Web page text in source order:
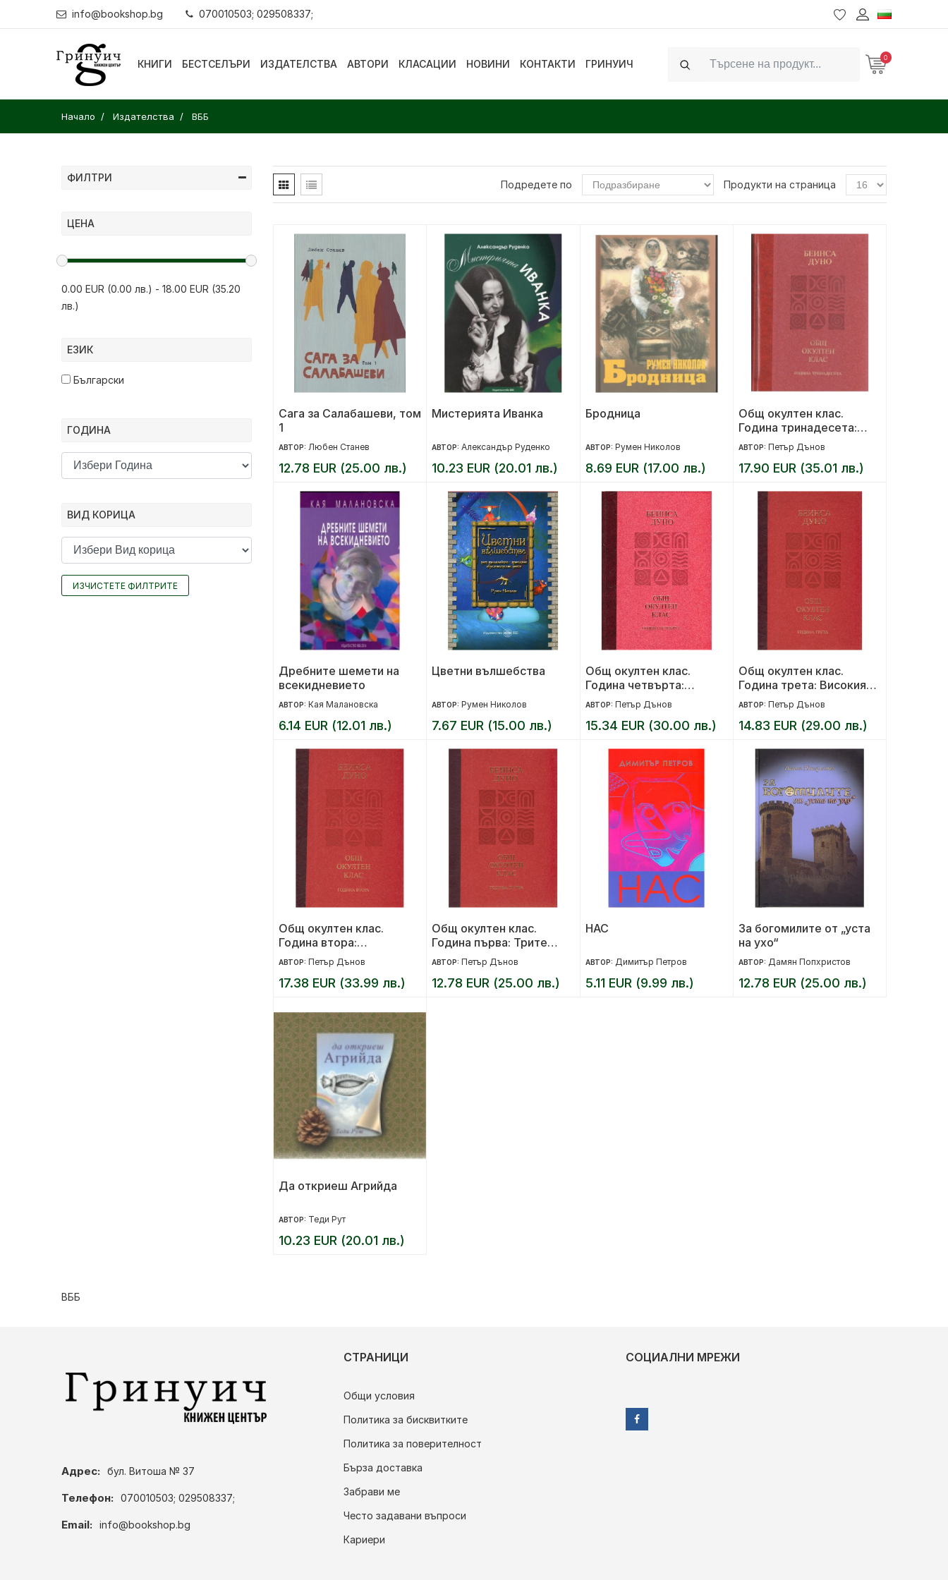
info@bookshop.bg 070010503; 029508337;
КНИГИ БЕСТСЕЛЪРИ ИЗДАТЕЛСТВА АВТОРИ КЛАСАЦИИ НОВИНИ КОНТАКТИ ГРИНУИЧ
Search
0
Начало Издателства ВББ
ФИЛТРИ
ЦЕНА
0.00 EUR (0.00 лв.) - 18.00 EUR (35.20
лв.)
ЕЗИК
Български
ГОДИНА
ВИД КОРИЦА
ИЗЧИСТЕТЕ ФИЛТРИТЕ
Подредете по Продукти на страница
Сага за Салабашеви, том
1
АВТОР: Любен Станев
12.78 EUR (25.00 лв.)
Мистерията Иванка
АВТОР:Александър Руденко
10.23 EUR (20.01 лв.)
Бродница
АВТОР: Румен Николов
8.69 EUR (17.00 лв.)
Общ окултен клас.
Година тринадесета:
Вечният порядък
АВТОР: Петър Дънов
17.90 EUR (35.01 лв.)
Дребните шемети на
всекидневието
АВТОР: Кая Малановска
6.14 EUR (12.01 лв.)
Цветни вълшебства
АВТОР: Румен Николов
7.67 EUR (15.00 лв.)
Общ окултен клас.
Година четвърта:
Абсолютната
справедливост
АВТОР: Петър Дънов
15.34 EUR (30.00 лв.)
Общ окултен клас.
Година трета: Високият
идеал
АВТОР: Петър Дънов
14.83 EUR (29.00 лв.)
Общ окултен клас.
Година втора:
Положителни и
отрицателни сили в
природата + CD
АВТОР: Петър Дънов
17.38 EUR (33.99 лв.)
Общ окултен клас.
Година първа: Трите
живота
АВТОР: Петър Дънов
12.78 EUR (25.00 лв.)
НАС
АВТОР: Димитър Петров
5.11 EUR (9.99 лв.)
За богомилите от „уста
на ухо“
АВТОР: Дамян Попхристов
12.78 EUR (25.00 лв.)
Да откриеш Агрийда
АВТОР: Теди Рут
10.23 EUR (20.01 лв.)
ВББ
Адрес: бул. Витоша № 37
Телефон: 070010503; 029508337;
Email: info@bookshop.bg
СТРАНИЦИ
Общи условия
Политика за бисквитките
Политика за поверителност
Бърза доставка
Забрави ме
Често задавани въпроси
Кариери
СОЦИАЛНИ МРЕЖИ